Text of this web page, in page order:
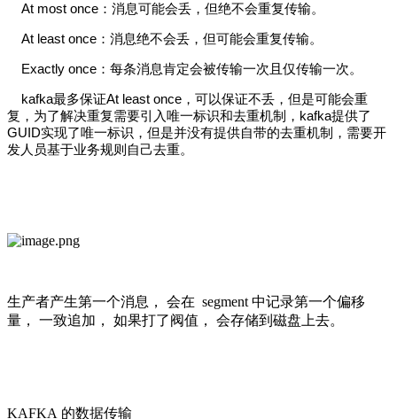
At most once：消息可能会丢，但绝不会重复传输。
At least once：消息绝不会丢，但可能会重复传输。
Exactly once：每条消息肯定会被传输一次且仅传输一次。
kafka最多保证At least once，可以保证不丢，但是可能会重
复，为了解决重复需要引入唯一标识和去重机制，kafka提供了
GUID实现了唯一标识，但是并没有提供自带的去重机制，需要开
发人员基于业务规则自己去重。
生产者产生第一个消息， 会在 segment 中记录第一个偏移
量， 一致追加， 如果打了阀值， 会存储到磁盘上去。
KAFKA 的数据传输